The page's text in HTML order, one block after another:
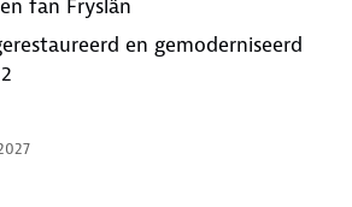
fan Fryslân
en gemoderniseerd